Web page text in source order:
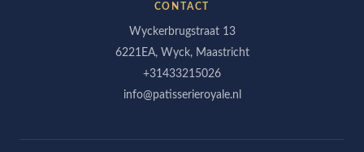
CONTACT
Wyckerbrugstraat 13
6221EA, Wyck, Maastricht
+31433215026
info@patisserieroyale.nl